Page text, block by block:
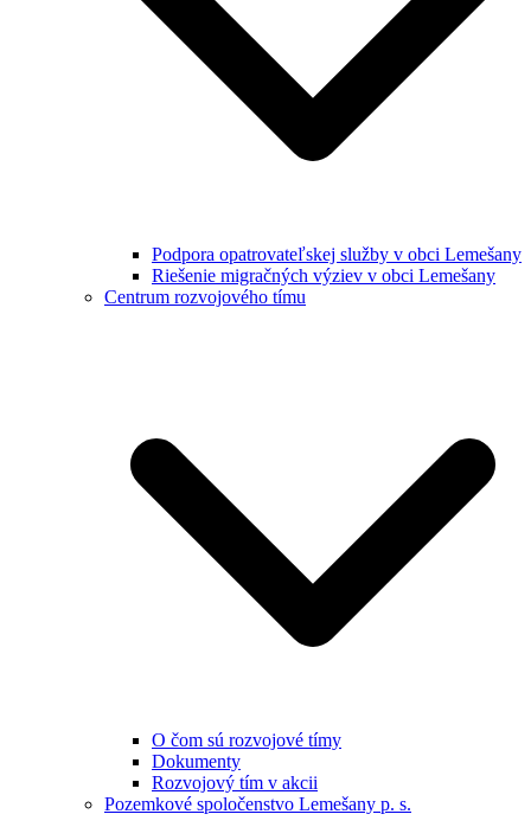
Podpora opatrovateľskej služby v obci Lemešany
Riešenie migračných výziev v obci Lemešany
Centrum rozvojového tímu
O čom sú rozvojové tímy
Dokumenty
Rozvojový tím v akcii
Pozemkové spoločenstvo Lemešany p. s.